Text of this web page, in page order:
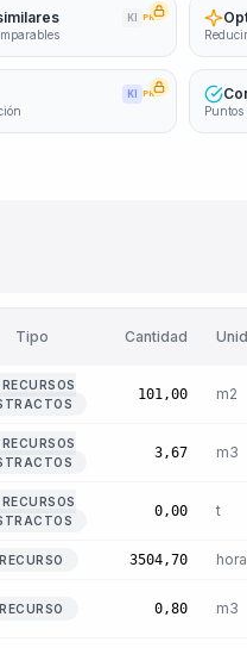
KI PRO
KI PRO
Puntos
Tipo Cantidad
RECURSOS
101,00 m2
RECURSOS
3,67 m3
RECURSOS
0,00 t
RECURSO 3504,70 hora
RECURSO 0,80 m3